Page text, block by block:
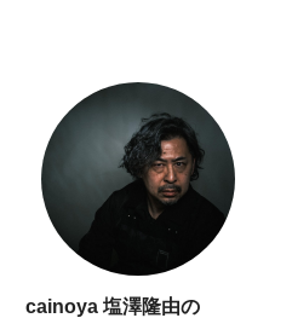
cainoya 塩澤隆由の